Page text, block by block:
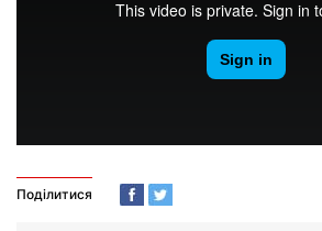
Поділитися